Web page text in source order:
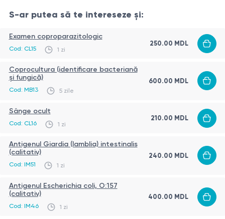
consideră necesar monitorizarea stării p
S-ar putea să te intereseze și:
Examen coproparazitologic
Cod: CL15 1 zi
250.00 MDL
Coprocultura (identificare bacteriană
și fungică)
Cod: MB13 5 zile
600.00 MDL
Sânge ocult
Cod: CL16 1 zi
210.00 MDL
Antigenul Giardia (lamblia) intestinalis
(calitativ)
Cod: IM51 1 zi
240.00 MDL
Antigenul Escherichia coli, O:157
(calitativ)
Cod: IM46 1 zi
400.00 MDL